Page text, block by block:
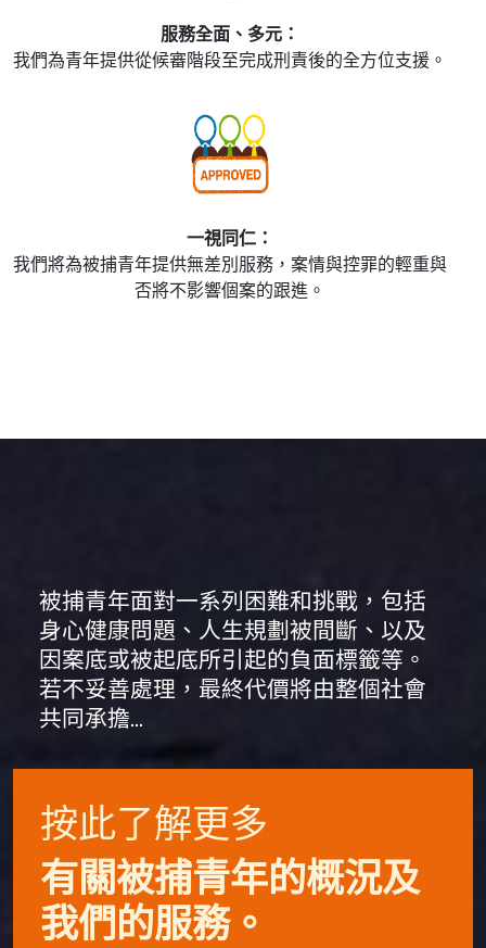
服務全面、多元：
我們為青年提供從候審階段至完成刑責後的全方位支援。
一視同仁：
我們將為被捕青年提供無差別服務，案情與控罪的輕重與
否將不影響個案的跟進。
被捕青年面對一系列困難和挑戰，包括
身心健康問題、人生規劃被間斷、以及
因案底或被起底所引起的負面標籤等。
若不妥善處理，最終代價將由整個社會
共同承擔…
按此了解更多
有關被捕青年的概況及
我們的服務。